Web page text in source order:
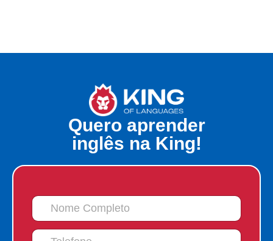
Quero aprender
inglês na King!